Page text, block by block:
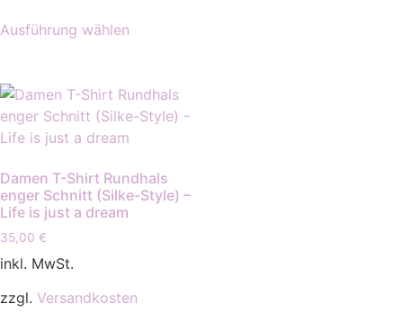
Ausführung wählen
Damen T-Shirt Rundhals
enger Schnitt (Silke-Style) –
Life is just a dream
35,00 €
inkl. MwSt.
zzgl. Versandkosten